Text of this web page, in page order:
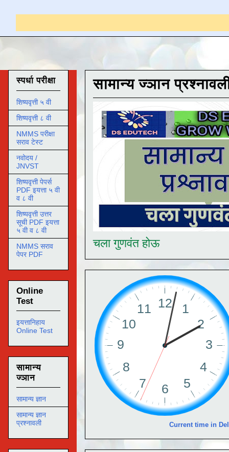
सामान्य ज्ञान
चला गुणवंत होऊ
Current time in
स्पर्धा परीक्षा
शिष्यवृत्ती ५ वी
शिष्यवृत्ती ८ वी
NMMS परीक्षा
सराव टेस्ट
नवोदय /
JNVST
शिष्यवृत्ती पेपर्स
PDF इयत्ता ५ वी
व ८ वी
शिष्यवृत्ती उत्तर
सूची PDF इयत्ता
५ वी व ८ वी
NMMS सराव
पेपर PDF
Online
Test
इयत्तानिहाय
Online Test
सामान्य
ज्ञान
सामान्य ज्ञान
सामान्य ज्ञान
प्रश्नावली